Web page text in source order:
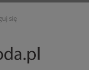
się